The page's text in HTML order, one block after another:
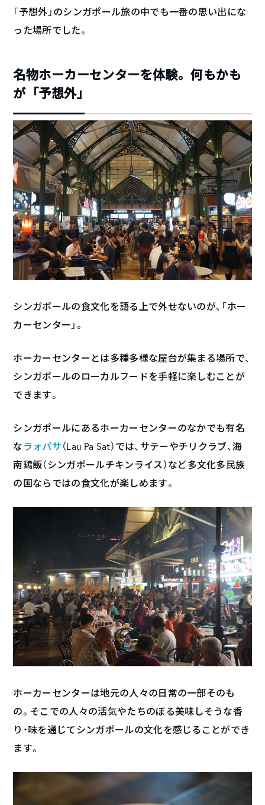
「予想外」のシンガポール旅の中でも一番の思い出にな
った場所でした。
名物ホーカーセンターを体験。何もかも
が「予想外」
シンガポールの食文化を語る上で外せないのが、「ホー
カーセンター」。
ホーカーセンターとは多種多様な屋台が集まる場所で、
シンガポールのローカルフードを手軽に楽しむことが
できます。
シンガポールにあるホーカーセンターのなかでも有名
なラォパサ（Lau Pa Sat）では、サテーやチリクラブ、海
南鶏飯（シンガポールチキンライス）など多文化多民族
の国ならではの食文化が楽しめます。
ホーカーセンターは地元の人々の日常の一部そのも
の。そこでの人々の活気やたちのぼる美味しそうな香
り・味を通じてシンガポールの文化を感じることができ
ます。